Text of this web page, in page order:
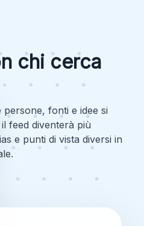
chi cerca
fonti e idee si
feed diventerà più
e punti di vista diversi in